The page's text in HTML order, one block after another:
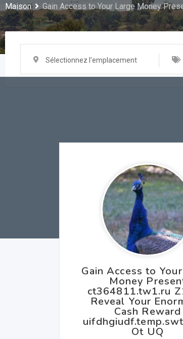
Maison Gain Access to Your Large Money
Sélectionnez l'emplacement
Gain Access to
Money
ct364811.tw1.ru
Reveal Your
Cash Reward
Ot UQ